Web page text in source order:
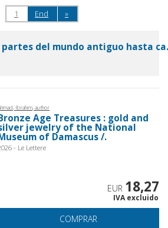
1 End »
del mundo antiguo hasta
Ibrahim, author
Age Treasures : gold and
jewelry of the National
of Damascus /.
- Le Lettere
EUR 18,27
IVA excluido
COMPRAR